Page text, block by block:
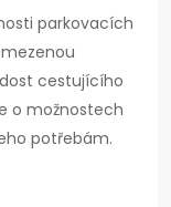
parkovacích
cestujícího
o možnostech
potřebám.